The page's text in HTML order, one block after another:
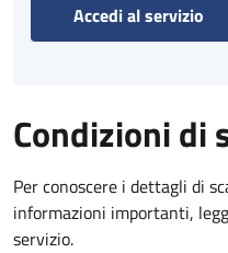
Accedi al servizio
Condizioni di
Per conoscere i dettagli di
informazioni importanti,
servizio.